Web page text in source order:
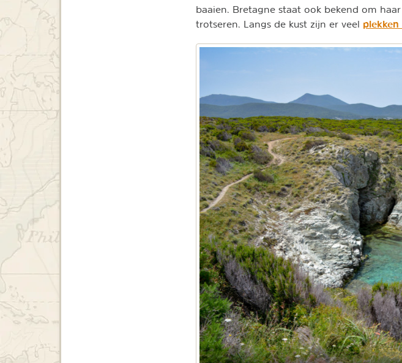
baaien. Bretagne staat ook bekend om
trotseren. Langs de kust zijn er veel